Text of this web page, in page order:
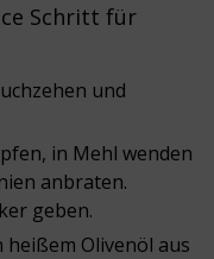
Schritt für
und
in Mehl wenden
anbraten.
geben.
heißem Olivenöl aus